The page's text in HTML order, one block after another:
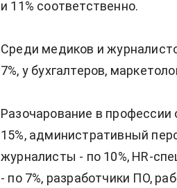
и 11% соответственно.
Среди медиков и
7%, у бухгалтеров,
Разочарование в
15%, административный
журналисты - по 10%, HR-
- по 7%, разработчики ПО,